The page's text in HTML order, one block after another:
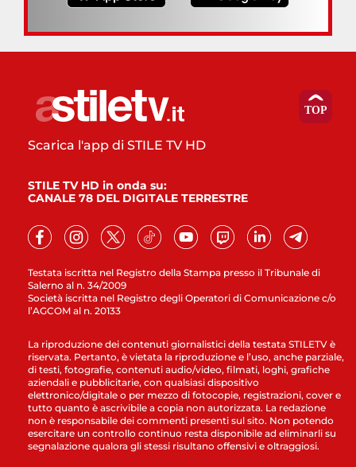
Testata iscritta nel Registro della Stampa presso il Tribunale di
Salerno al n. 34/2009
Società iscritta nel Registro degli Operatori di Comunicazione c/o
l’AGCOM al n. 20133
Scarica l'app di STILE TV HD
STILE TV HD in onda su:
CANALE 78 DEL DIGITALE TERRESTRE
La riproduzione dei contenuti giornalistici della testata STILETV è
riservata. Pertanto, è vietata la riproduzione e l’uso, anche parziale,
di testi, fotografie, contenuti audio/video, filmati, loghi, grafiche
aziendali e pubblicitarie, con qualsiasi dispositivo
elettronico/digitale o per mezzo di fotocopie, registrazioni, cover e
tutto quanto è ascrivibile a copia non autorizzata. La redazione
non è responsabile dei commenti presenti sul sito. Non potendo
esercitare un controllo continuo resta disponibile ad eliminarli su
segnalazione qualora gli stessi risultano offensivi e oltraggiosi.